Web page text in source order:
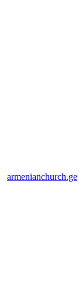
armenianchurch.ge